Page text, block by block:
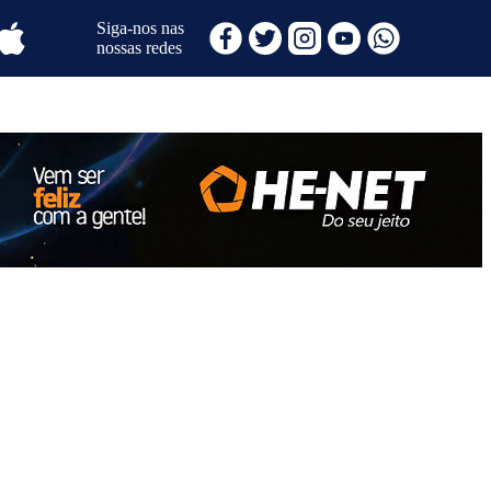
Siga-nos nas
nossas redes